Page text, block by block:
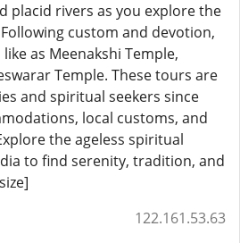
placid rivers as you explore the
custom and devotion,
as Meenakshi Temple,
Temple. These tours are
and spiritual seekers since
local customs, and
the ageless spiritual
to find serenity, tradition, and
122.161.53.63